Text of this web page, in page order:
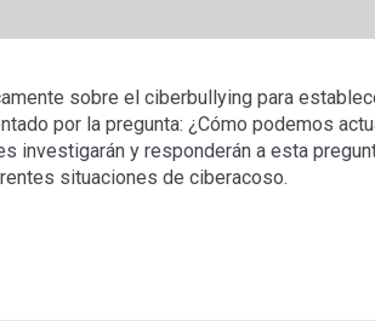
sobre el ciberbullying para
por la pregunta: ¿Cómo podemos
investigarán y responderán a esta
situaciones de ciberacoso.